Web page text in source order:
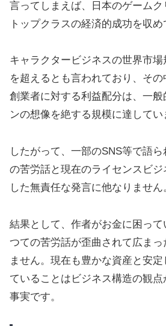
言ってしまえば、日本のゲーム
トップクラスの経済的成功を収め
キャラクタービジネスの世界市
を超えるとも言われており、そ
創業者に対する利益配分は、一
ンの想像を絶する規模に達してい
したがって、一部のSNS等で語
の苦労話と現在のライセンスビジ
した無責任な発言に他なりません
結果として、作者がお金に困っ
つての苦労話が歪曲されて広ま
ません。現在も豊かな資産と安
ていることはビジネス構造の観
事実です。